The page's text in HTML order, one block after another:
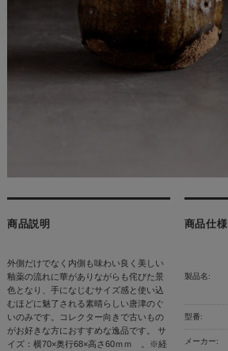
商品説明
外側だけでなく内側も味わい良く美しい
釉薬の流れに華がありながらも侘びた景
色となり、手になじむサイズ感と使い込
むほどに魅了される素晴らしい唐津のぐ
いのみです。コレクター向きで古いもの
がお好きな方におすすめな逸品です。 サ
イズ：横70×奥行68×高さ60ｍｍ 。※経
商品仕様
製品名:
型番:
メーカー: